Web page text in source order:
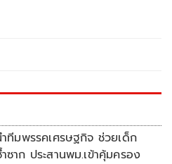
ทีมพรรคเศรษฐกิจ ช่วยเด็ก
ซาก ประสานพม.เข้าคุ้มครอง